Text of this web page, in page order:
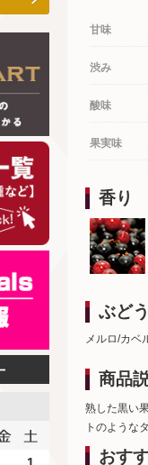
甘味
渋み
酸味
果実味
香り
ぶど
メルロ/カベ
商品
熟した黒い
トのような
おす